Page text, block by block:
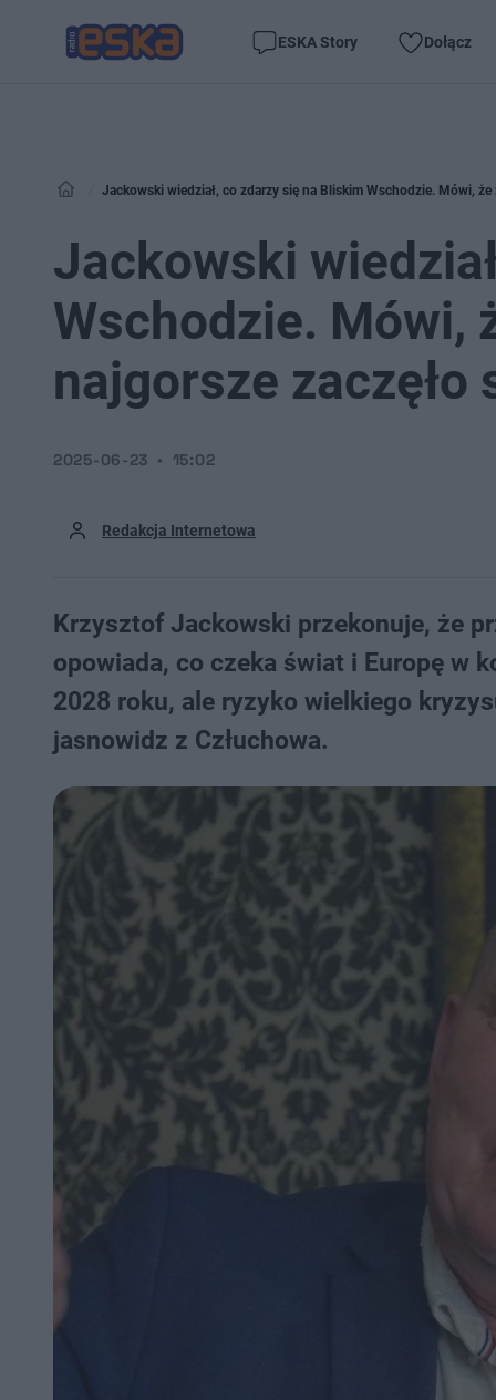
ESKA Story Dołącz
Jackowski wiedział, co zdarzy się na Bliskim Wschodzie. Mówi,
Jackowski
Wschodzie. Mówi,
najgorsze zaczęło
Redakcja Internetowa
2025-06-23 15:02
Krzysztof Jackowski przekonuje, że
opowiada, co czeka świat i Europę w
2028 roku, ale ryzyko wielkiego
jasnowidz z Człuchowa.